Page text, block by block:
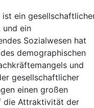
ist ein
und ein
Sozialwesen hat
demographischen
und
gesellschaftlicher
einen großen
die Attraktivität der